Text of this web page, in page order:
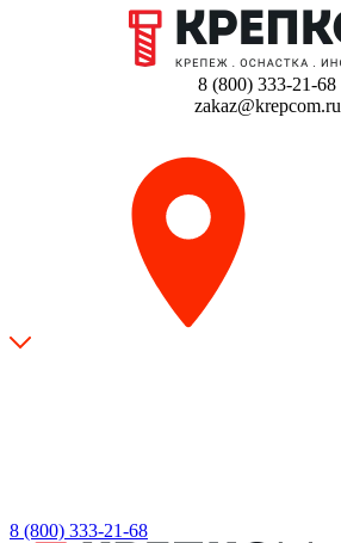
8 (800) 333-21-68
zakaz@krepcom.ru
8 (800) 333-21-68